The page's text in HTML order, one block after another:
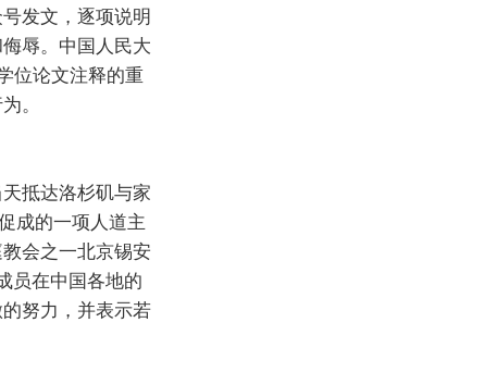
发文，逐项说明
辱。中国人民大
位论文注释的重
。
抵达洛杉矶与家
成的一项人道主
会之一北京锡安
员在中国各地的
努力，并表示若